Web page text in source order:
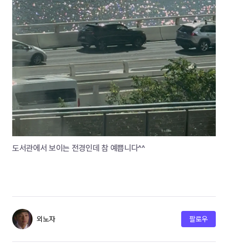
도서관에서 보이는 전경인데 참 예쁩니다^^
외노자 팔로우